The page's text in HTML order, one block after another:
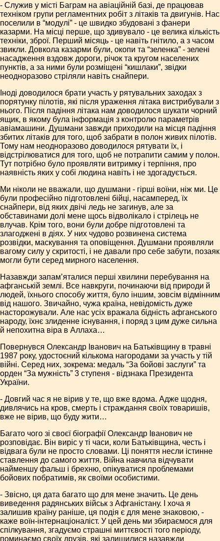
- Служив у місті Баграм на авіаційній базі, де працював
техніком групи регламентних робіт з літаків та двигунів. Нас
поселили в “модулі” - це швидко збудовані з фанери
казарми. На місці перше, що здивувало - це велика кількість
техніки, зброї. Перший місяць - це навіть гнітило, а з часом
звикли. Довкола казарми були, окопи та “зеленка” - зелені
насадження вздовж дороги, річок та кругом населених
пунктів, а за ними були розміщені “кишлаки”, звідки
неодноразово стріляли навіть снайпери.
Іноді доводилося брати участь у рятувальних заходах з
порятунку пілотів, які після ураження літака вистрибували з
нього. Після падіння літака нам доводилося шукати чорний
ящик, в якому була інформація з контролю параметрів
авіамашини. Душмани завжди приходили на місця падіння
збитих літаків для того, щоб забрати в полон живих пілотів.
Тому нам неодноразово доводилося рятувати їх, і
відстрілюватися для того, щоб не потрапити самим у полон.
Тут потрібно було проявляти витримку і терпіння, про
наявність яких у собі людина навіть і не здогадується.
Ми ніколи не вважали, що душмани - гірші воїни, ніж ми. Це
були професійно підготовлені бійці, насамперед, їх
снайпери, від яких двічі ледь не загинув, але за
обставинами долі мене щось відволікало і стрілець не
влучав. Крім того, вони були добре підготовлені та
злагоджені в діях. У них чудово розвинена система
розвідки, маскування та оповіщення. Душмани проявляли
вагому силу у скритості, і не давали про себе забути, позаяк
могли бути серед мирного населення.
Назавжди запам’яталися перші хвилини перебування на
афганській землі. Все навкруги, починаючи від природи й
людей, їхнього способу життя, було іншим, зовсім відмінним
від нашого. Звичайно, чужа країна, невідомість дуже
насторожували. Але нас усіх вражала бідність афганського
народу, їхнє злиденне існування, і поряд з цим дуже сильна
й непохитна віра в Аллаха…
Повернувся Олександр Іванович на Батьківщину в травні
1987 року, удостоєний кількома нагородами за участь у тій
війні. Серед них, зокрема: медаль “За бойові заслуги” та
орден “За мужність” 3 ступеня - відзнака Президента
України.
- Довгий час я не вірив у те, що вже вдома. Адже щодня,
дивлячись на кров, смерть і страждання своїх товаришів,
вже не вірив, що буду жити…
Багато чого зі своєї біографії Олександр Іванович не
розповідає. Він виріс у ті часи, коли Батьківщина, честь і
відвага були не просто словами. Ці поняття несли істинне
ставлення до самого життя. Війна навчила відчувати
найменшу фальш і брехню, опікуватися проблемами
бойових побратимів, як своїми особистими.
- Звісно, ця дата багато що для мене значить. Це день
виведення радянських військ з Афганістану. І хоча я
залишив країну раніше, ця подія є для мене знаковою, -
каже воїн-інтернаціоналіст. У цей день ми збираємося для
спілкування, згадуємо страшні миттєвості того періоду,
поминаємо своїх друзів, які залишилися назавжди